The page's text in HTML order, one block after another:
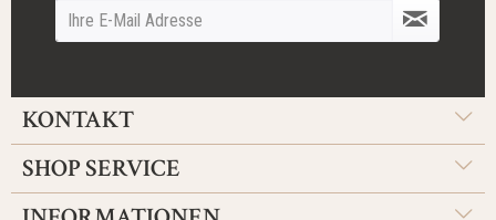
KONTAKT
SHOP SERVICE